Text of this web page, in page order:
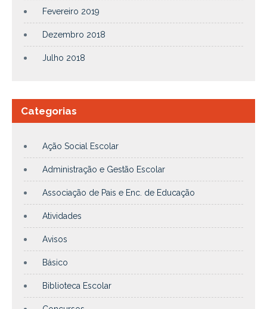
Fevereiro 2019
Dezembro 2018
Julho 2018
Categorias
Ação Social Escolar
Administração e Gestão Escolar
Associação de Pais e Enc. de Educação
Atividades
Avisos
Básico
Biblioteca Escolar